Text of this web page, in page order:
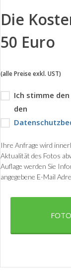
Die
50 Euro
(alle Preise exkl. UST)
Ich stimme den
den
Ihre Anfrage wird
Aktualität des Fotos
Auflage werden Sie
angegebene E-Mail